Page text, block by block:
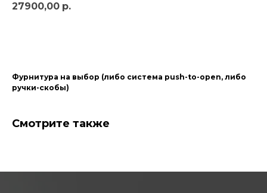
27900,00 р.
Фурнитура на выбор (либо система push-to-open, либо
ручки-скобы)
Смотрите также